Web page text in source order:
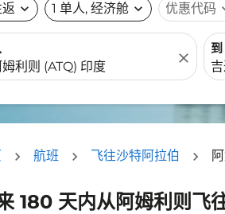
expand_more 1 单人, 经济舱 expand_more 优惠代码
close
到
航班 飞往沙特阿拉伯
180 天内从阿姆利则飞
合您的筛选条件的机票。请调整您的